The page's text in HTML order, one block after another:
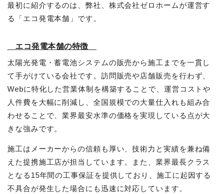
最初に紹介するのは、弊社、株式会社ゼロホームが運営す
る「エコ発電本舗」です。
エコ発電本舗の特徴
太陽光発電・蓄電池システムの販売から施工までを一貫し
て手がけている会社です。訪問販売や店舗販売を行わず、
Webに特化した営業体制を構築することで、運営コストや
人件費を大幅に削減し、全国規模での大量仕入れも組み合
わせることで、業界最安水準の価格を実現している点が大
きな強みです。
施工はメーカーからの信頼も厚い、技術力と実績を兼ね備
えた提携施工店が担当しています。また、業界最長クラス
となる15年間の工事保証を提供しており、施工に起因する
不具合が発生した場合にも迅速に対応しています。